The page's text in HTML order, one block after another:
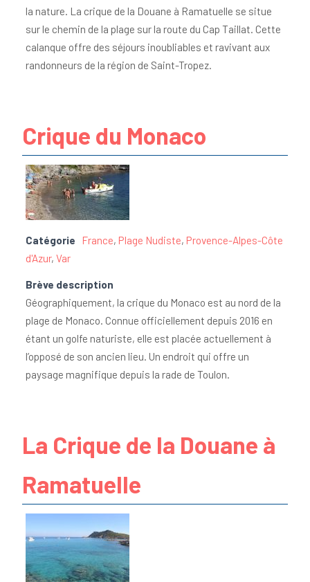
la nature. La crique de la Douane à Ramatuelle se situe
sur le chemin de la plage sur la route du Cap Taillat. Cette
calanque offre des séjours inoubliables et ravivant aux
randonneurs de la région de Saint-Tropez.
Crique du Monaco
Catégorie France, Plage Nudiste, Provence-Alpes-Côte
d'Azur, Var
Brève description
Géographiquement, la crique du Monaco est au nord de la
plage de Monaco. Connue officiellement depuis 2016 en
étant un golfe naturiste, elle est placée actuellement à
l’opposé de son ancien lieu. Un endroit qui offre un
paysage magnifique depuis la rade de Toulon.
La Crique de la Douane à
Ramatuelle